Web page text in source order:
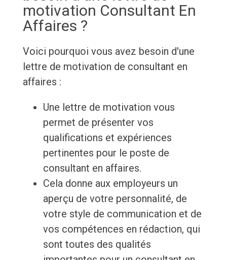
motivation Consultant En
Affaires ?
Voici pourquoi vous avez besoin d'une
lettre de motivation de consultant en
affaires :
Une lettre de motivation vous
permet de présenter vos
qualifications et expériences
pertinentes pour le poste de
consultant en affaires.
Cela donne aux employeurs un
aperçu de votre personnalité, de
votre style de communication et de
vos compétences en rédaction, qui
sont toutes des qualités